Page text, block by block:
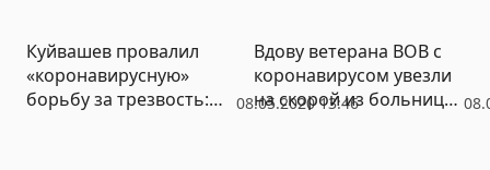
08.05.2020 13:46
Куйвашев провалил
«коронавирусную»
борьбу за трезвость:
Вдову ветерана ВОВ с
коронавирусом увезли
на скорой из больницы